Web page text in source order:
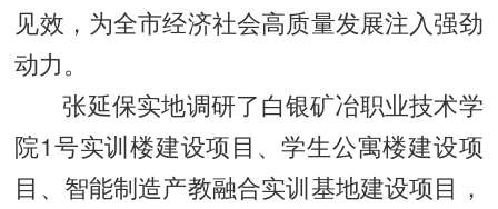
见效，为全市经济社会高质量发展注入强劲
动力。
张延保实地调研了白银矿冶职业技术学
院1号实训楼建设项目、学生公寓楼建设项
目、智能制造产教融合实训基地建设项目，